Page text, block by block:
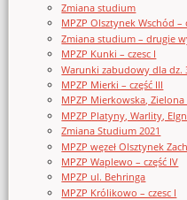
Zmiana studium
MPZP Olsztynek Wschód –
Zmiana studium – drugie
MPZP Kunki – czesc I
Warunki zabudowy dla dz.
MPZP Mierki – część III
MPZP Mierkowska,
MPZP Platyny, Warlity,
Zmiana Studium 2021
MPZP węzeł Olsztynek
MPZP Waplewo – część IV
MPZP ul. Behringa
MPZP Królikowo – czesc I